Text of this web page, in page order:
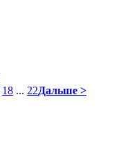
18 ... 22Дальше >